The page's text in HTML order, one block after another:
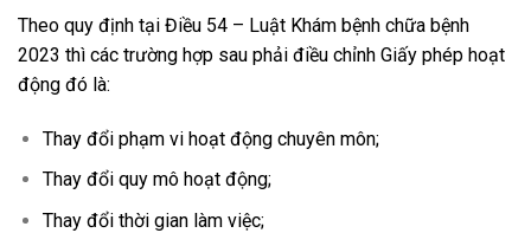
Theo quy định tại Điều 54 – Luật Khám bệnh chữa bệnh
2023 thì các trường hợp sau phải điều chỉnh Giấy phép hoạt
động đó là:
Thay đổi phạm vi hoạt động chuyên môn;
Thay đổi quy mô hoạt động;
Thay đổi thời gian làm việc;